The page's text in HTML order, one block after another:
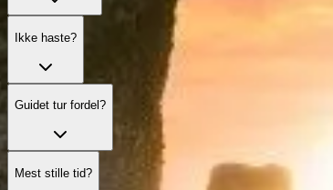
Ikke haste?
Guidet tur fordel?
Mest stille tid?